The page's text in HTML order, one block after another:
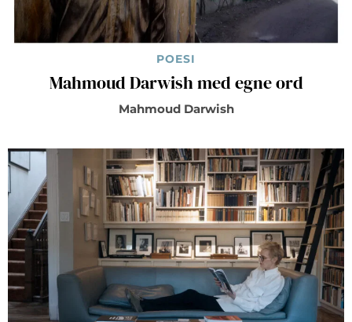
POESI
Mahmoud Darwish med egne ord
Mahmoud Darwish